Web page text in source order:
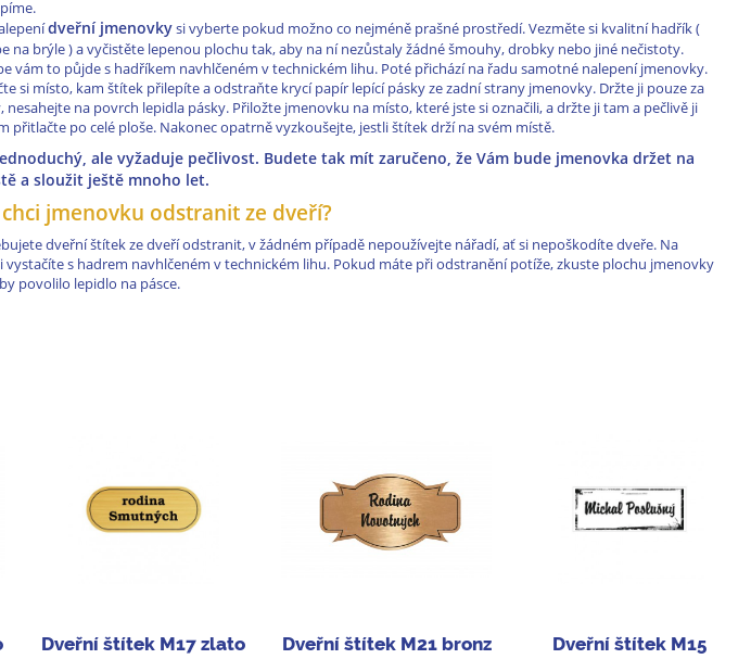
dveřní jmenovkysi vyberte pokud možno co nejméně prašné prostředí. Vezměte si kvalitní hadřík (
na brýle ) a vyčistěte lepenou plochu tak, aby na ní nezůstaly žádné šmouhy, drobky nebo jiné nečistoty.
vám to půjde s hadříkem navhlčeném v technickém lihu. Poté přichází na řadu samotné nalepení jmenovky.
si místo, kam štítek přilepíte a odstraňte krycí papír lepící pásky ze zadní strany jmenovky. Držte ji pouze za
nesahejte na povrch lepidla pásky. Přiložte jmenovku na místo, které jste si označili, a držte ji tam a pečlivě ji
přitlačte po celé ploše. Nakonec opatrně vyzkoušejte, jestli štítek drží na svém místě.
ale vyžaduje pečlivost. Budete tak mít zaručeno, že Vám bude jmenovka držet na
a sloužit ještě mnoho let.
jmenovku odstranit ze dveří?
dveřní štítek ze dveří odstranit, v žádném případě nepoužívejte nářadí, ať si nepoškodíte dveře. Na
vystačíte s hadrem navhlčeném v technickém lihu. Pokud máte při odstranění potíže, zkuste plochu jmenovky
povolilo lepidlo na pásce.
Dveřní štítek M17 zlato Dveřní štítek M21 bronz
Dveřní štítek M15